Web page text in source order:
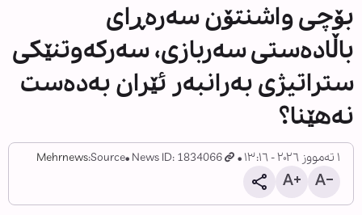
بۆچی واشنتۆن سەرەڕای
باڵادەستی سەربازی، سەرکەوتنێکی
ستراتیژی بەرانبەر ئێران بەدەست
نەهێنا؟
١ تەمووز ٢٠٢٦ - ١٣:١٦ News ID: 1834066
Source:
Mehrnews